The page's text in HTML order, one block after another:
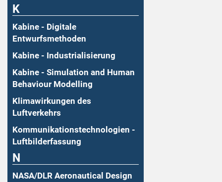
K
Kabine - Digitale
Entwurfsmethoden
Kabine - Industrialisierung
Kabine - Simulation and Human
Behaviour Modelling
Klimawirkungen des
Luftverkehrs
Kommunikationstechnologien -
Luftbilderfassung
N
NASA/DLR Aeronautical Design